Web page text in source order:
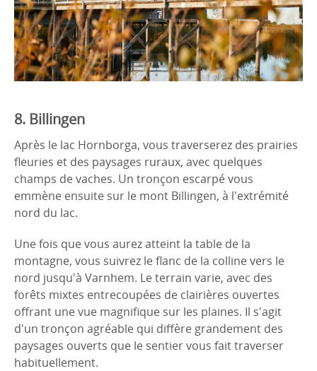
8. Billingen
Après le lac Hornborga, vous traverserez des prairies
fleuries et des paysages ruraux, avec quelques
champs de vaches. Un tronçon escarpé vous
emmène ensuite sur le mont Billingen, à l'extrémité
nord du lac.
Une fois que vous aurez atteint la table de la
montagne, vous suivrez le flanc de la colline vers le
nord jusqu'à Varnhem. Le terrain varie, avec des
forêts mixtes entrecoupées de clairières ouvertes
offrant une vue magnifique sur les plaines. Il s'agit
d'un tronçon agréable qui diffère grandement des
paysages ouverts que le sentier vous fait traverser
habituellement.